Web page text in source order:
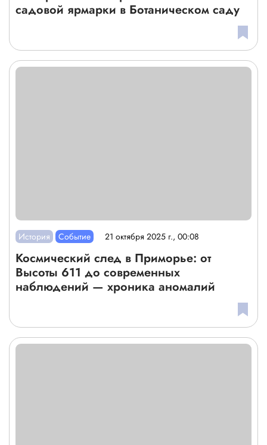
садовой ярмарки в Ботаническом саду
История Событие 21 октября 2025 г., 00:08
Космический след в Приморье: от
Высоты 611 до современных
наблюдений — хроника аномалий